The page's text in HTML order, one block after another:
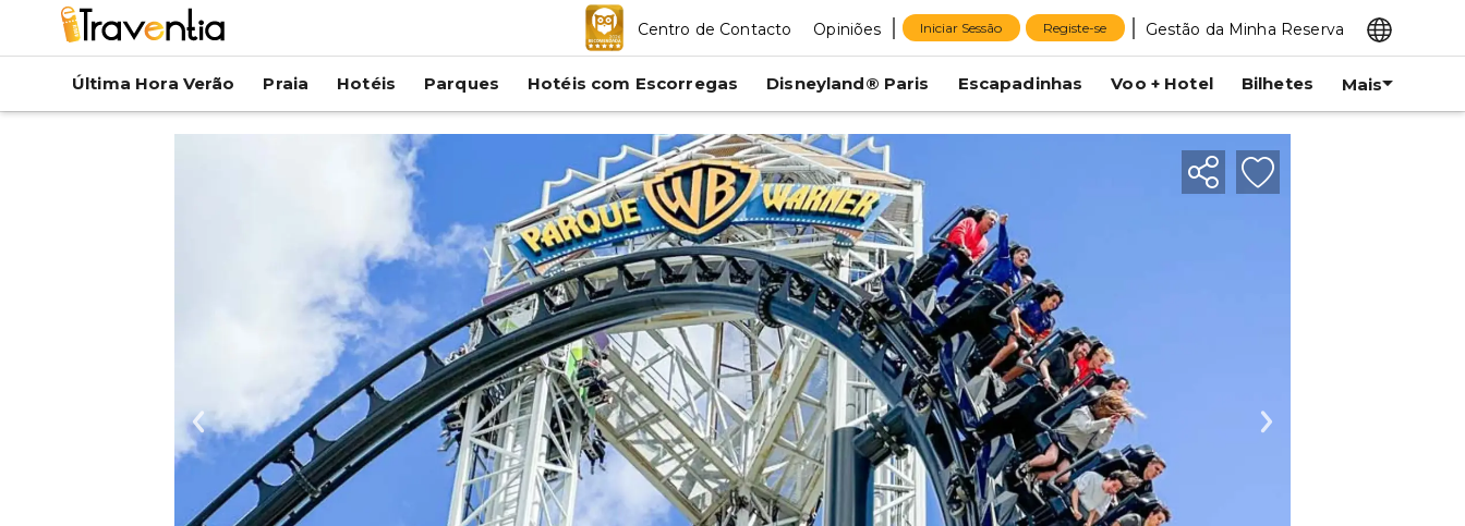
Centro de Contacto Opiniões Iniciar Sessão Registe-se Gestão da Minha Reserva
Última Hora Verão Praia Hotéis Parques Hotéis com Escorregas Disneyland® Paris Escapadinhas Voo + Hotel Bilhetes Mais